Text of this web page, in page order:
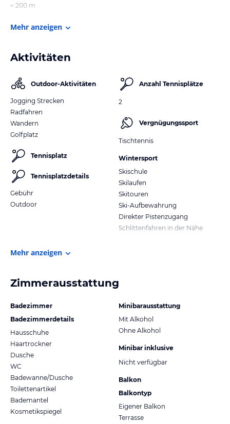
< 200 m
Mehr anzeigen
Aktivitäten
Outdoor-Aktivitäten
Jogging Strecken
Radfahren
Wandern
Golfplatz
Tennisplatz
Tennisplatzdetails
Gebühr
Outdoor
Anzahl Tennisplätze
2
Vergnügungssport
Tischtennis
Wintersport
Skischule
Skilaufen
Skitouren
Ski-Aufbewahrung
Direkter Pistenzugang
Schlittenfahren in der Nähe
Mehr anzeigen
Zimmerausstattung
Badezimmer
Badezimmerdetails
Hausschuhe
Haartrockner
Dusche
WC
Badewanne/Dusche
Toilettenartikel
Bademantel
Kosmetikspiegel
Minibarausstattung
Mit Alkohol
Ohne Alkohol
Minibar inklusive
Nicht verfügbar
Balkon
Balkontyp
Eigener Balkon
Terrasse